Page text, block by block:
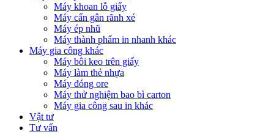
Máy khoan lỗ giấy
Máy cấn gân rãnh xé
Máy ép nhũ
Máy thành phẩm in nhanh khác
Máy gia công khác
Máy bôi keo trên giấy
Máy làm thẻ nhựa
Máy đóng ore
Máy thử nghiệm bao bì carton
Máy gia công sau in khác
Vật tư
Tư vấn